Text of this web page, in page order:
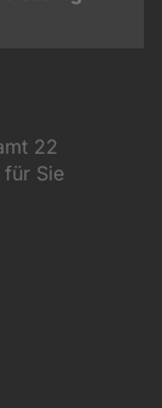
22
für Sie